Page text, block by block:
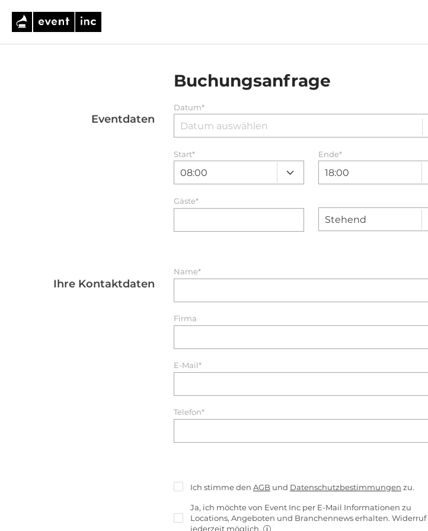
Buchungsanfrage
Eventdaten
Datum*
Start* Ende*
Gäste*
Ihre Kontaktdaten
Name*
Firma
E-Mail*
Telefon*
Ich stimme den AGB und Datenschutzbestimmungen zu.
Ja, ich möchte von Event Inc per E-Mail Informationen zu
Locations, Angeboten und Branchennews erhalten. Widerruf
jederzeit möglich.